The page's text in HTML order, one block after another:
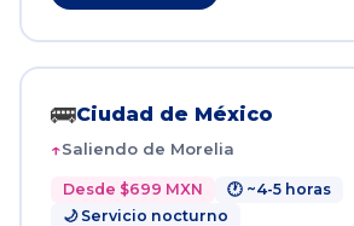
🚌Ciudad de México
Saliendo de Morelia
Desde $699 MXN
🕐 ~4-5 horas
🌙 Servicio nocturno